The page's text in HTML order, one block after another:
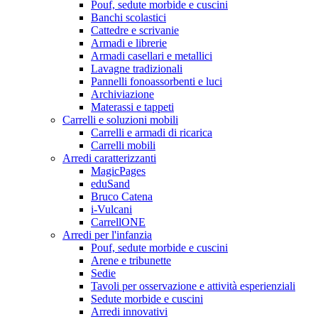
Pouf, sedute morbide e cuscini
Banchi scolastici
Cattedre e scrivanie
Armadi e librerie
Armadi casellari e metallici
Lavagne tradizionali
Pannelli fonoassorbenti e luci
Archiviazione
Materassi e tappeti
Carrelli e soluzioni mobili
Carrelli e armadi di ricarica
Carrelli mobili
Arredi caratterizzanti
MagicPages
eduSand
Bruco Catena
i-Vulcani
CarrellONE
Arredi per l'infanzia
Pouf, sedute morbide e cuscini
Arene e tribunette
Sedie
Tavoli per osservazione e attività esperienziali
Sedute morbide e cuscini
Arredi innovativi